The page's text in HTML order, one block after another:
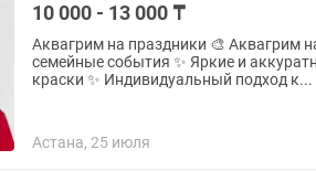
10 000 - 13 000 ₸
Аквагрим на праздники 🎨 Аквагрим
семейные события ✨ Яркие и
краски ✨ Индивидуальный подход к...
Астана, 25 июля